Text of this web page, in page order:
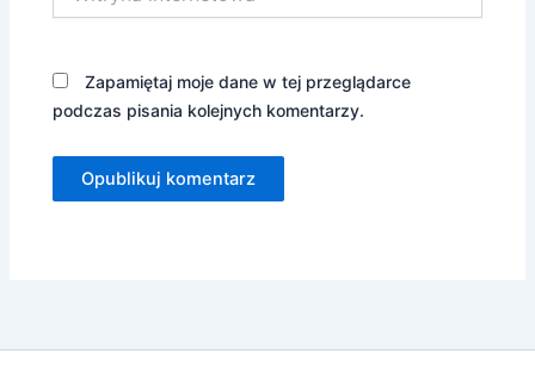
Zapamiętaj moje dane w tej przeglądarce
podczas pisania kolejnych komentarzy.